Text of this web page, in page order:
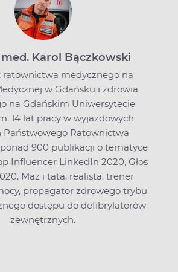
Karol Bączkowski
ratownictwa medycznego na
w Gdańsku i zdrowia
na Gdańskim Uniwersytecie
14 lat pracy w wyjazdowych
Państwowego Ratownictwa
900 publikacji o tematyce
Influencer LinkedIn 2020, Głos
Mąż i tata, realista, trener
propagator zdrowego trybu
dostępu do defibrylatorów
zewnętrznych.